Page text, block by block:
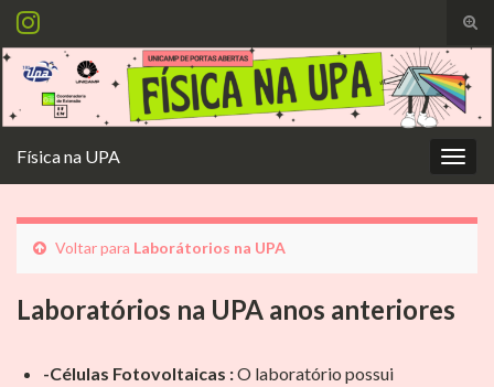
de
Search for:
Física na UPA
Voltar para Laborátorios na UPA
Laboratórios na UPA anos anteriores
-Células Fotovoltaicas :O laboratório possui